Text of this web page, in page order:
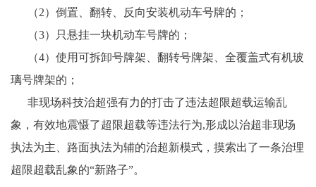
（2）倒置、翻转、反向安装机动车号牌的；
（3）只悬挂一块机动车号牌的；
（4）使用可拆卸号牌架、翻转号牌架、全覆盖式有机玻
璃号牌架的；
非现场科技治超强有力的打击了违法超限超载运输乱
象，有效地震慑了超限超载等违法行为,形成以治超非现场
执法为主、路面执法为辅的治超新模式，摸索出了一条治理
超限超载乱象的“新路子”。